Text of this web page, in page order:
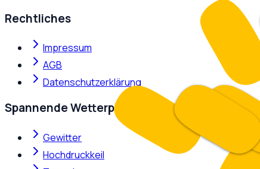
Rechtliches
Impressum
AGB
Datenschutzerklärung
Spannende Wetterphänomene
Gewitter
Hochdruckkeil